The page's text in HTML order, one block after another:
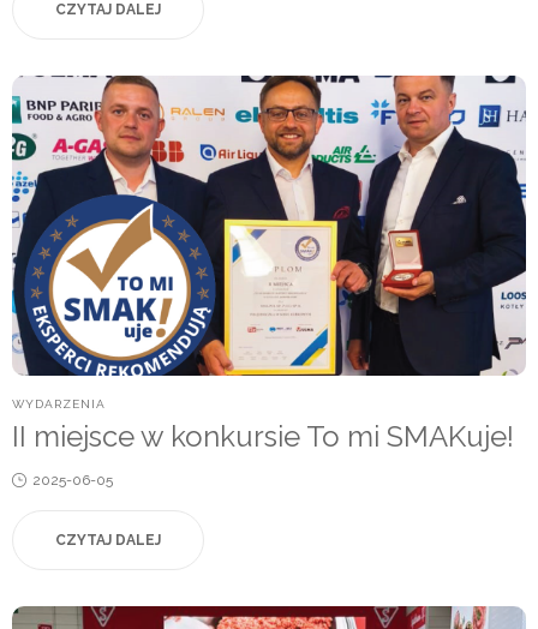
CZYTAJ DALEJ
POSTED
WYDARZENIA
II miejsce w konkursie To mi SMAKuje!
Posted
2025-06-05
CZYTAJ DALEJ